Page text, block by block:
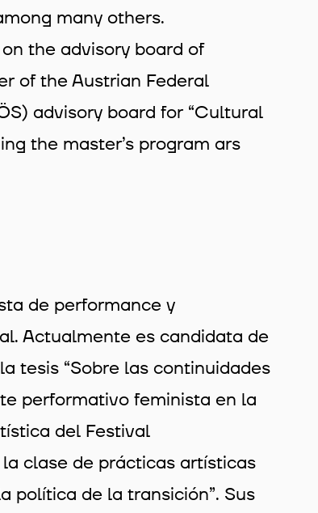
many others.
the advisory board of
of the Austrian Federal
advisory board for “Cultural
the master’s program ars
de performance y
Actualmente es candidata de
tesis “Sobre las continuidades
performativo feminista en la
del Festival
clase de prácticas artísticas
política de la transición”. Sus